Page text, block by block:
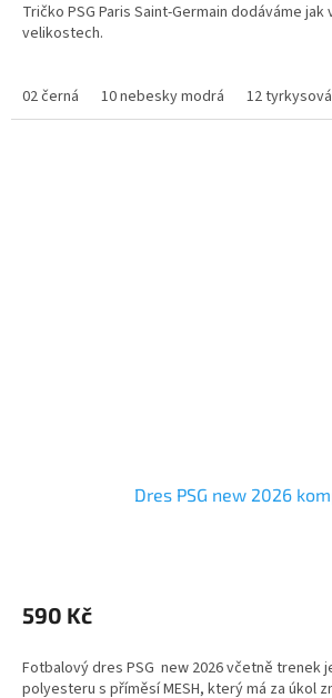
z
5
Tričko PSG Paris Saint-Germain dodáváme
velikostech.
02 černá 10 nebesky modrá 12 tyrkysová
Dres PSG new 2026
590 Kč
Fotbalový dres PSG new 2026 včetně trenek
polyesteru s příměsí MESH, který má za úkol